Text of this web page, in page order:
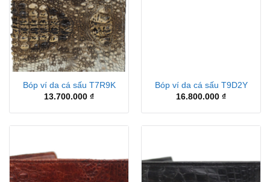
Bóp ví da cá sấu T7R9K
13.700.000 ₫
Bóp ví da cá sấu T9D2Y
16.800.000 ₫